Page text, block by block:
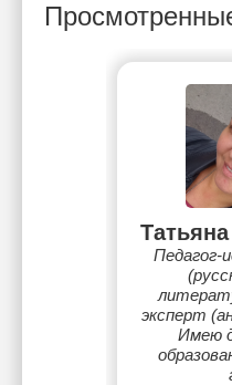
Педагог-
эксперт
Имею
образования,